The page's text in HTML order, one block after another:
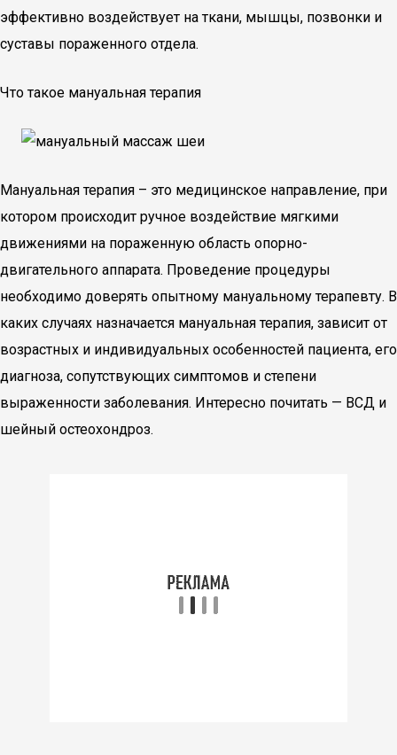
эффективно воздействует на ткани, мышцы, позвонки и
суставы пораженного отдела.
Что такое мануальная терапия
Мануальная терапия – это медицинское направление, при
котором происходит ручное воздействие мягкими
движениями на пораженную область опорно-
двигательного аппарата. Проведение процедуры
необходимо доверять опытному мануальному терапевту. В
каких случаях назначается мануальная терапия, зависит от
возрастных и индивидуальных особенностей пациента, его
диагноза, сопутствующих симптомов и степени
выраженности заболевания. Интересно почитать — ВСД и
шейный остеохондроз.